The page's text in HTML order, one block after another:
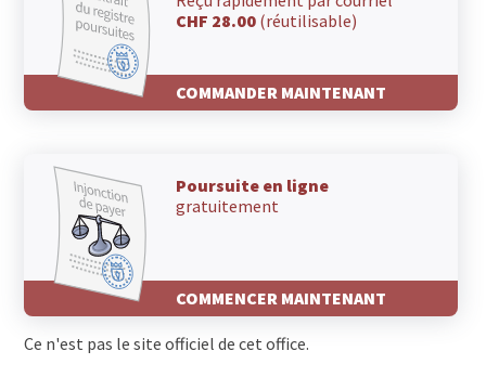
CHF 28.00 (réutilisable)
COMMANDER MAINTENANT
Poursuite en ligne
gratuitement
COMMENCER MAINTENANT
Ce n'est pas le site officiel de cet office.